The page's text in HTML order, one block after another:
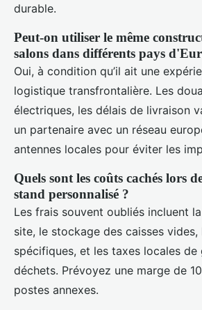
durable.
Peut-on utiliser le même
salons dans différents pays
Oui, à condition qu’il ait une
logistique transfrontalière. Les
électriques, les délais de livraison
un partenaire avec un réseau
antennes locales pour éviter les
Quels sont les coûts cachés lors
stand personnalisé ?
Les frais souvent oubliés incluent
site, le stockage des caisses vides,
spécifiques, et les taxes locales de
déchets. Prévoyez une marge de
postes annexes.